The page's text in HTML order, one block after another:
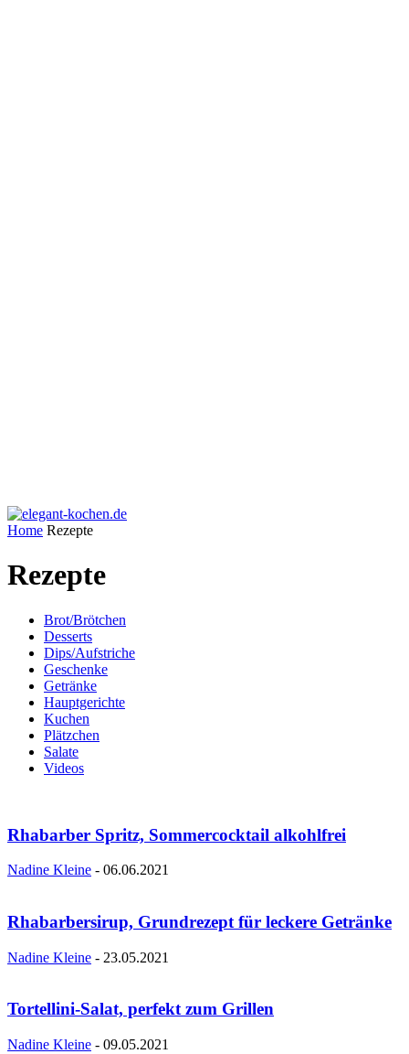
Home Rezepte
Rezepte
Brot/Brötchen
Desserts
Dips/Aufstriche
Geschenke
Getränke
Hauptgerichte
Kuchen
Plätzchen
Salate
Videos
Rhabarber Spritz, Sommercocktail alkohlfrei
Nadine Kleine - 06.06.2021
Rhabarbersirup, Grundrezept für leckere Getränke
Nadine Kleine - 23.05.2021
Tortellini-Salat, perfekt zum Grillen
Nadine Kleine - 09.05.2021